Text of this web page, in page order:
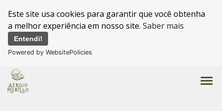
Este site usa cookies para garantir que você obtenha
a melhor experiência em nosso site. Saber mais
Entendi!
Powered by WebsitePolicies
menu